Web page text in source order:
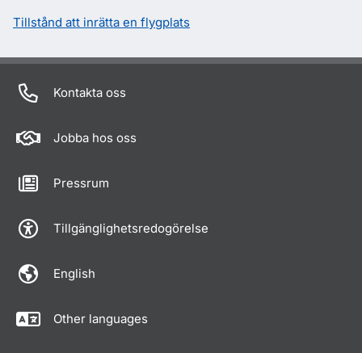
Tillstånd att inrätta en flygplats
Kontakta oss
Jobba hos oss
Pressrum
Tillgänglighetsredogörelse
English
Other languages